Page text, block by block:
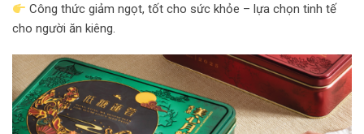
Công thức giảm ngọt, tốt cho sức khỏe – lựa chọn tinh tế
cho người ăn kiêng.